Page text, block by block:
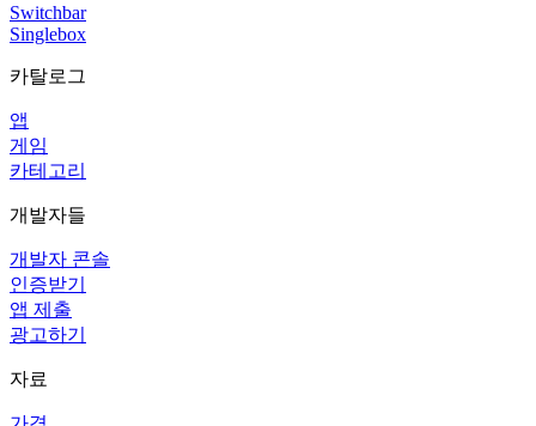
Switchbar
Singlebox
카탈로그
앱
게임
카테고리
개발자들
개발자 콘솔
인증받기
앱 제출
광고하기
자료